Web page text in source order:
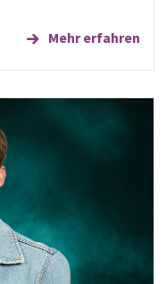
Mehr erfahren